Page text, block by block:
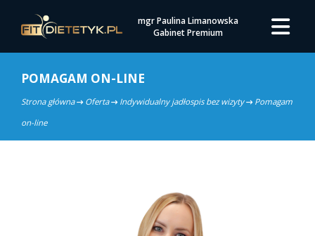
mgr Paulina Limanowska
Gabinet Premium
POMAGAM ON-LINE
Strona główna Oferta Indywidualny jadłospis bez wizyty
Pomagam
on-line